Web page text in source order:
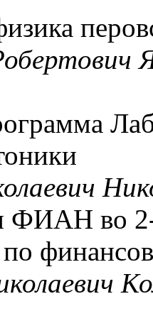
ФИАН во